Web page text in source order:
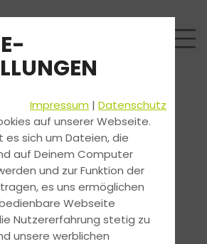
Impressum |Datenschutz
auf unserer Webseite.
es sich um Dateien, die
auf Deinem Computer
und zur Funktion der
es uns ermöglichen
Webseite
Nutzererfahrung stetig zu
unsere werblichen